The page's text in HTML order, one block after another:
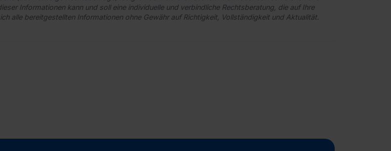
Informationen kann und soll eine individuelle und verbindliche Rechtsberatung, die auf Ihre
alle bereitgestellten Informationen ohne Gewähr auf Richtigkeit, Vollständigkeit und Aktualität.